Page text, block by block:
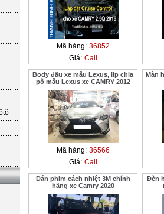
Mã hàng: 36852
Giá: Call
Body đầu xe mẫu Lexus, lip chia
pô mẫu Lexus xe CAMRY 2012
Mã hàng: 36566
Giá: Call
Màn
Dán phim cách nhiệt 3M chính
hãng xe Camry 2020
Đèn